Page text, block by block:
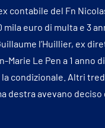
contabile del Fn
mila euro di multa e 3
l’Huillier, ex
Marie Le Pen a 1 anno
condizionale. Altri
destra avevano deciso